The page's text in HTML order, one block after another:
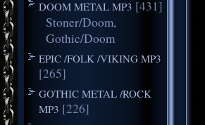
DOOM METAL MP3 [431]
Stoner/Doom,
Gothic/Doom
EPIC /FOLK /VIKING MP3
[265]
GOTHIC METAL /ROCK
MP3 [226]